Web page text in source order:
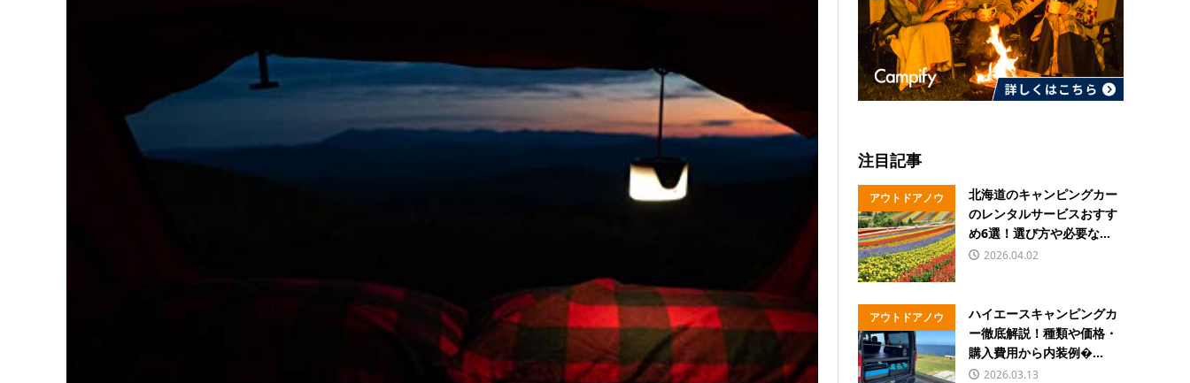
注目記事
アウトドアノウ
ハウ
北海道のキャンピングカー
のレンタルサービスおすす
め6選！選び方や必要な...
2026.04.02
アウトドアノウ
ハウ
ハイエースキャンピングカ
ー徹底解説！種類や価格・
購入費用から内装例�...
2026.03.13